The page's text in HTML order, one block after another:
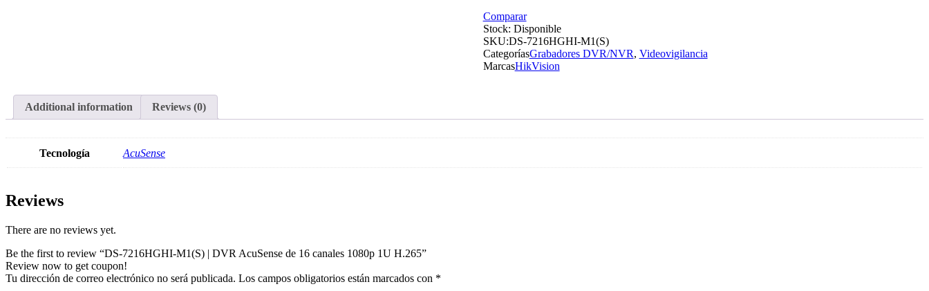
Comparar
Stock: Disponible
SKU:DS-7216HGHI-M1(S)
CategoríasGrabadores DVR/NVR, Videovigilancia
MarcasHikVision
Additional information Reviews (0)
Tecnología AcuSense
Reviews
There are no reviews yet.
Be the first to review “DS-7216HGHI-M1(S) | DVR AcuSense de 16 canales 1080p 1U H.265”
Review now to get coupon!
Tu dirección de correo electrónico no será publicada. Los campos obligatorios están marcados con *